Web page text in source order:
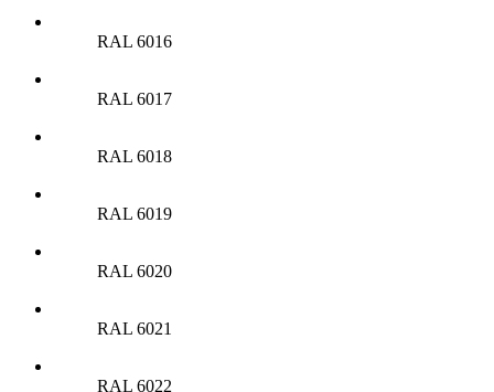
RAL 6016
RAL 6017
RAL 6018
RAL 6019
RAL 6020
RAL 6021
RAL 6022